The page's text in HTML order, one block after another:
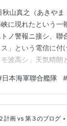
山真之（あきやま
に現れたという一
ノ警報ニ接シ、聯
」という電信に付
波高シ」天気晴朗
有利な事を意味す
一戦ニ在リ、各員
三笠の艦上に掲揚
しい」といった意
日本海軍聯合艦隊 #
計画 vs 第３のブログ •